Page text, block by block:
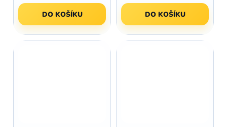
DO KOŠÍKU DO KOŠÍKU